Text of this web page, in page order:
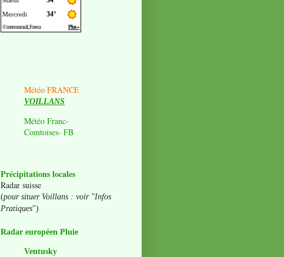
Météo FRANCE
VOILLANS
Météo Franc-
Comtoises- FB
Précipitations locales
Radar suisse
(pour situer Voillans : voir "Infos
Pratiques")
Radar européen Pluie
Ventusky